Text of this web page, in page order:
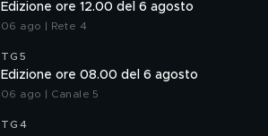
Edizione ore 12.00 del 6 agosto
06 ago | Rete 4
TG5
Edizione ore 08.00 del 6 agosto
06 ago | Canale 5
TG4